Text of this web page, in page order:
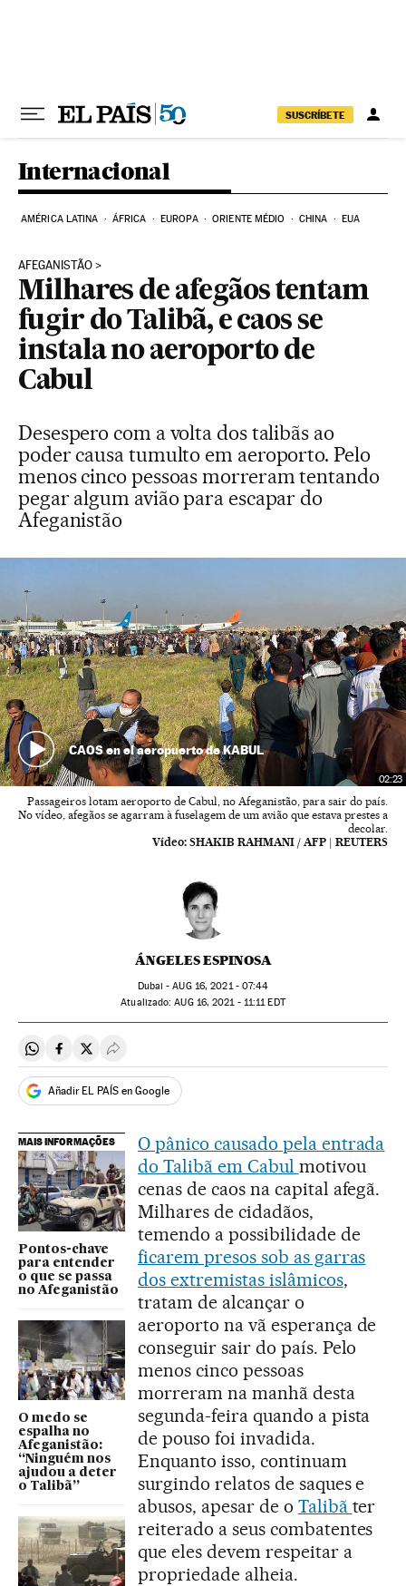
SUSCRÍBETE
Internacional
AMÉRICA LATINA ÁFRICA EUROPA ORIENTE MÉDIO CHINA EUA
AFEGANISTÃO
Milhares de afegãos tentam
fugir do Talibã, e caos se
instala no aeroporto de
Cabul
Desespero com a volta dos talibãs ao
poder causa tumulto em aeroporto. Pelo
menos cinco pessoas morreram tentando
pegar algum avião para escapar do
Afeganistão
02:23
CAOS en el aeropuerto de KABUL
Passageiros lotam aeroporto de Cabul, no Afeganistão, para sair do país.
No vídeo, afegãos se agarram à fuselagem de um avião que estava prestes a
decolar.
Vídeo: SHAKIB RAHMANI / AFP | REUTERS
ÁNGELES ESPINOSA
Dubai -AUG16, 2021 - 07:44
atualizado: AUG16, 2021 - 11:11EDT
Compartir en Whatsapp
Compartir en Facebook
Compartir en Twitter
Desplegar Redes Sociales
Añadir EL PAÍS en Google
MAIS INFORMAÇÕES
Pontos-chave
para entender
o que se passa
no Afeganistão
O medo se
espalha no
Afeganistão:
“Ninguém nos
ajudou a deter
o Talibã”
O pânico causado pela entrada
do Talibã em Cabul motivou
cenas de caos na capital afegã.
Milhares de cidadãos,
temendo a possibilidade de
ficarem presos sob as garras
dos extremistas islâmicos,
tratam de alcançar o
aeroporto na vã esperança de
conseguir sair do país. Pelo
menos cinco pessoas
morreram na manhã desta
segunda-feira quando a pista
de pouso foi invadida.
Enquanto isso, continuam
surgindo relatos de saques e
abusos, apesar de o Talibã ter
reiterado a seus combatentes
que eles devem respeitar a
propriedade alheia.